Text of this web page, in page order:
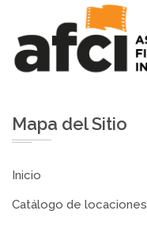
Mapa del Sitio
Inicio
Catálogo de locaciones